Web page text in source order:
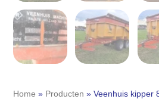
Home » Producten » Veenhuis kipper